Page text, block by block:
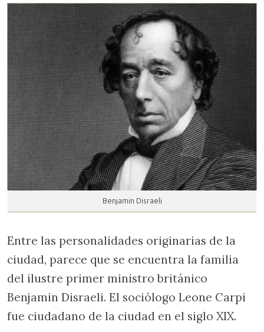
Benjamin Disraeli
Entre las personalidades originarias de la
ciudad, parece que se encuentra la familia
del ilustre primer ministro británico
Benjamin Disraeli. El sociólogo Leone Carpi
fue ciudadano de la ciudad en el siglo XIX.